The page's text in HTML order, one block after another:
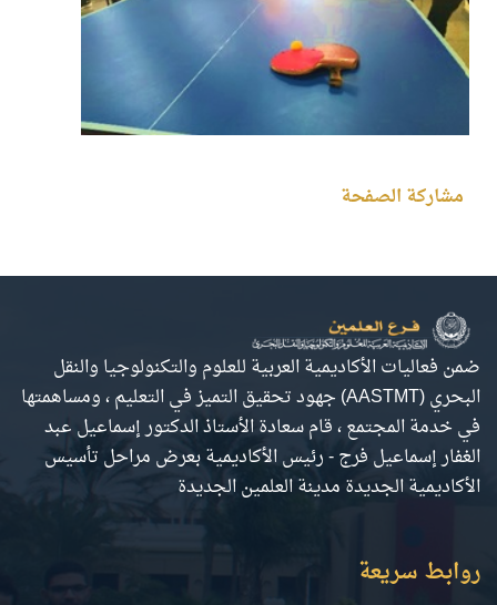
مشاركة الصفحة
ضمن فعاليات الأكاديمية العربية للعلوم والتكنولوجيا والنقل
البحري (AASTMT) جهود تحقيق التميز في التعليم ، ومساهمتها
في خدمة المجتمع ، قام سعادة الأستاذ الدكتور إسماعيل عبد
الغفار إسماعيل فرج - رئيس الأكاديمية بعرض مراحل تأسيس
الأكاديمية الجديدة مدينة العلمين الجديدة
روابط سريعة